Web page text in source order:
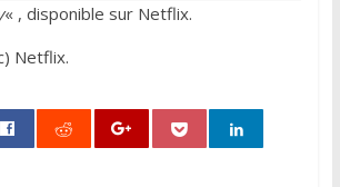
« , disponible sur Netflix.
Netflix.